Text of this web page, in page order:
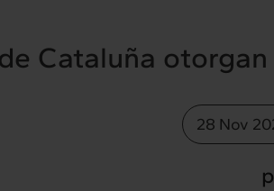
Cataluña
28 Nov